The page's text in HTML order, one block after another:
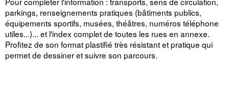
parkings, renseignements pratiques (bâtiments publics,
équipements sportifs, musées, théâtres, numéros téléphone
utiles...)... et l'index complet de toutes les rues en annexe.
Profitez de son format plastifié très résistant et pratique qui
permet de dessiner et suivre son parcours.